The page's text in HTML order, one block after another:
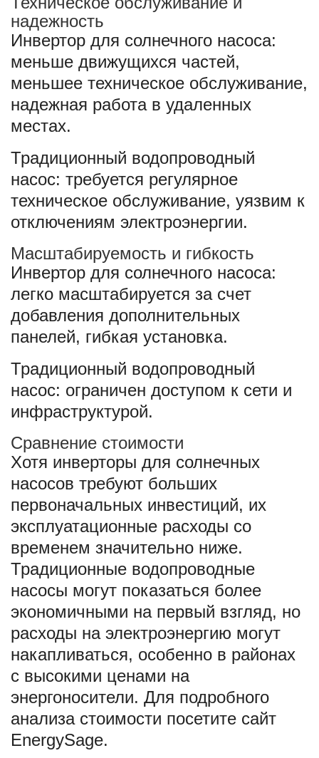
надежность
Инвертор для солнечного насоса:
меньше движущихся частей,
меньшее техническое обслуживание,
надежная работа в удаленных
местах.
Традиционный водопроводный
насос: требуется регулярное
техническое обслуживание, уязвим к
отключениям электроэнергии.
Масштабируемость и гибкость
Инвертор для солнечного насоса:
легко масштабируется за счет
добавления дополнительных
панелей, гибкая установка.
Традиционный водопроводный
насос: ограничен доступом к сети и
инфраструктурой.
Сравнение стоимости
Хотя инверторы для солнечных
насосов требуют больших
первоначальных инвестиций, их
эксплуатационные расходы со
временем значительно ниже.
Традиционные водопроводные
насосы могут показаться более
экономичными на первый взгляд, но
расходы на электроэнергию могут
накапливаться, особенно в районах
с высокими ценами на
энергоносители. Для подробного
анализа стоимости посетите сайт
EnergySage.